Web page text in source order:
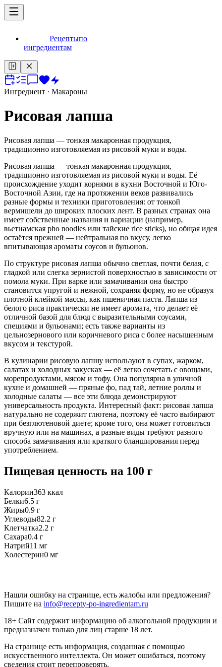
Рецептыпо
ингредиентам
Ингредиент · Макароны
Рисовая лапша
Рисовая лапша — тонкая макаронная продукция,
традиционно изготовляемая из рисовой муки и воды.
Рисовая лапша — тонкая макаронная продукция,
традиционно изготовляемая из рисовой муки и воды. Её
происхождение уходит корнями в кухни Восточной и Юго-
Восточной Азии, где на протяжении веков развивались
разные формы и техники приготовления: от тонкой
вермишели до широких плоских лент. В разных странах она
имеет собственные названия и вариации (например,
вьетнамская pho noodles или тайские rice sticks), но общая идея
остаётся прежней — нейтральная по вкусу, легко
впитывающая ароматы соусов и бульонов.
По структуре рисовая лапша обычно светлая, почти белая, с
гладкой или слегка зернистой поверхностью в зависимости от
помола муки. При варке или замачивании она быстро
становится упругой и нежной, сохраняя форму, но не образуя
плотной клейкой массы, как пшеничная паста. Лапша из
белого риса практически не имеет аромата, что делает её
отличной базой для блюд с выразительными соусами,
специями и бульонами; есть также варианты из
цельнозернового или коричневого риса с более насыщенным
вкусом и текстурой.
В кулинарии рисовую лапшу используют в супах, жарком,
салатах и холодных закусках — её легко сочетать с овощами,
морепродуктами, мясом и тофу. Она популярна в уличной
кухне и домашней — пряные фо, пад тай, летние роллы и
холодные салаты — все эти блюда демонстрируют
универсальность продукта. Интересный факт: рисовая лапша
натурально не содержит глютена, поэтому её часто выбирают
при безглютеновой диете; кроме того, она может готовиться
вручную или на машинах, а разные виды требуют разного
способа замачивания или краткого бланширования перед
употреблением.
Пищевая ценность на 100 г
Калории363 ккал
Белки6.5 г
Жиры0.9 г
Углеводы82.2 г
Клетчатка2.2 г
Сахара0.4 г
Натрий11 мг
Холестерин0 мг
Нашли ошибку на странице, есть жалобы или предложения?
Пишите на info@recepty-po-ingredientam.ru
18+ Сайт содержит информацию об алкогольной продукции и
предназначен только для лиц старше 18 лет.
На странице есть информация, созданная с помощью
искусственного интеллекта. Он может ошибаться, поэтому
сведения стоит перепроверять.